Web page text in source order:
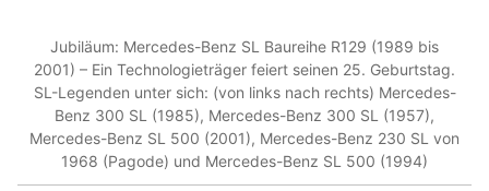
Jubiläum: Mercedes-Benz SL Baureihe R129 (1989 bis
2001) – Ein Technologieträger feiert seinen 25. Geburtstag.
SL-Legenden unter sich: (von links nach rechts) Mercedes-
Benz 300 SL (1985), Mercedes-Benz 300 SL (1957),
Mercedes-Benz SL 500 (2001), Mercedes-Benz 230 SL von
1968 (Pagode) und Mercedes-Benz SL 500 (1994)